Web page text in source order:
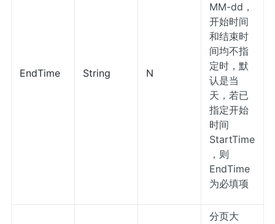
EndTime String N
MM-dd，
开始时间
和结束时
间均不指
定时，默
认是当
天，若已
指定开始
时间
StartTime
，则
EndTime
为必填项
分页大